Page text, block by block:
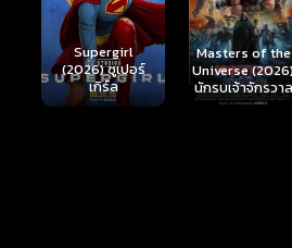
Masters of the
Universe (2026)
นักรบเจ้าจักรวาล
Hungry (2026)
มันเด้งขึ้นมาแดก